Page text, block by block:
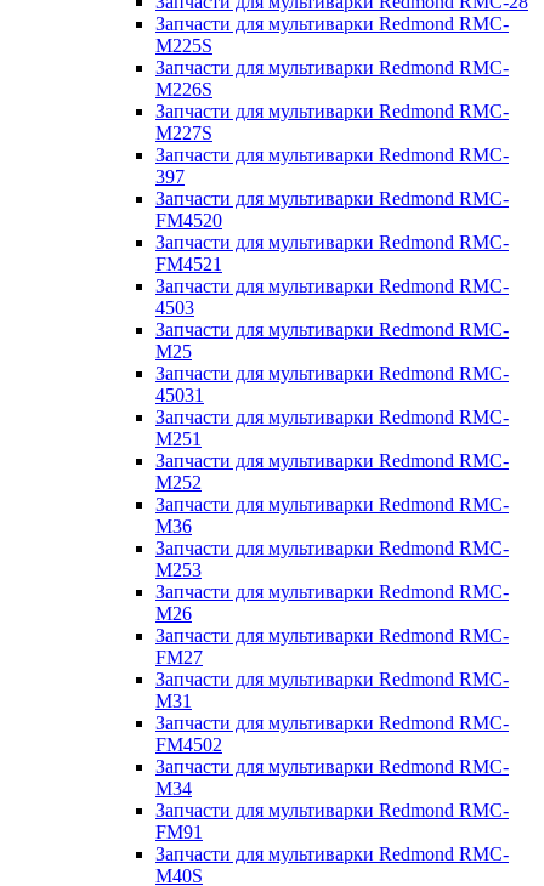
Запчасти для мультиварки Redmond RMC-
M225S
Запчасти для мультиварки Redmond RMC-
M226S
Запчасти для мультиварки Redmond RMC-
M227S
Запчасти для мультиварки Redmond RMC-
397
Запчасти для мультиварки Redmond RMC-
FM4520
Запчасти для мультиварки Redmond RMC-
FM4521
Запчасти для мультиварки Redmond RMC-
4503
Запчасти для мультиварки Redmond RMC-
M25
Запчасти для мультиварки Redmond RMC-
45031
Запчасти для мультиварки Redmond RMC-
M251
Запчасти для мультиварки Redmond RMC-
M252
Запчасти для мультиварки Redmond RMC-
M36
Запчасти для мультиварки Redmond RMC-
M253
Запчасти для мультиварки Redmond RMC-
M26
Запчасти для мультиварки Redmond RMC-
FM27
Запчасти для мультиварки Redmond RMC-
M31
Запчасти для мультиварки Redmond RMC-
FM4502
Запчасти для мультиварки Redmond RMC-
M34
Запчасти для мультиварки Redmond RMC-
FM91
Запчасти для мультиварки Redmond RMC-
M40S